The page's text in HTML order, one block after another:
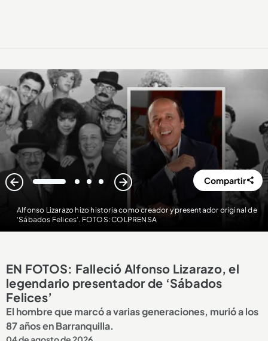
Alfonso Lizarazo hizo historia como creador y presentador original de
‘Sábados Felices’. FOTOS: COLPRENSA
1 2 3 4 Compartir
EN FOTOS: Falleció Alfonso Lizarazo, el
legendario presentador de ‘Sábados
Felices’
El hombre que marcó a varias generaciones, murió a los
87 años en Barranquilla.